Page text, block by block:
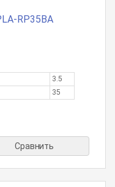
3.5
35
Сравнить